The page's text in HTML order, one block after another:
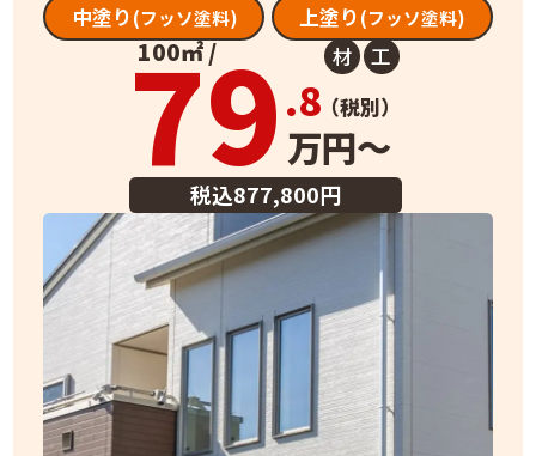
中塗り(フッソ塗料) 上塗り(フッソ塗料)
100㎡ /
79.8
万円～
（税別）
税込877,800円
材 工